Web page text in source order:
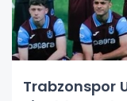
Trabzonspor